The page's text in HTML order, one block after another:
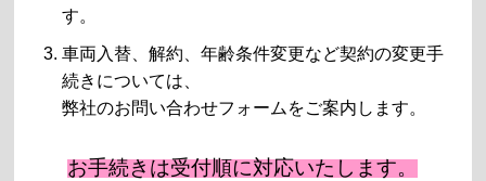
す。
車両入替、解約、年齢条件変更など契約の変更手
続きについては、
弊社のお問い合わせフォームをご案内します。
お手続きは受付順に対応いたします。